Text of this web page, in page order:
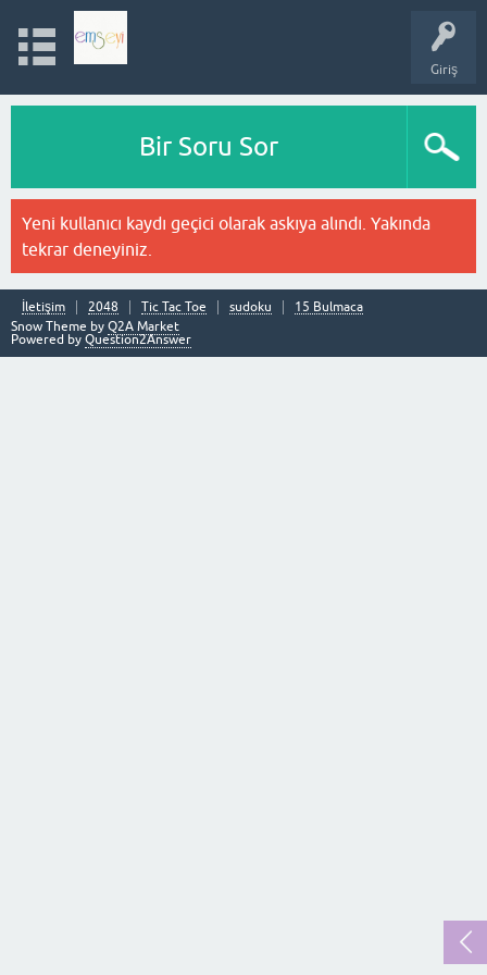
Giriş
Bir Soru Sor
Yeni kullanıcı kaydı geçici olarak askıya alındı. Yakında
tekrar deneyiniz.
İletişim 2048 Tic Tac Toe sudoku
15 Bulmaca
Snow Theme by Q2A Market
Powered by Question2Answer